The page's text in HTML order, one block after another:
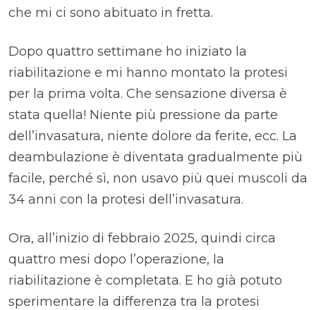
che mi ci sono abituato in fretta.
Dopo quattro settimane ho iniziato la
riabilitazione e mi hanno montato la protesi
per la prima volta. Che sensazione diversa è
stata quella! Niente più pressione da parte
dell’invasatura, niente dolore da ferite, ecc. La
deambulazione è diventata gradualmente più
facile, perché sì, non usavo più quei muscoli da
34 anni con la protesi dell’invasatura.
Ora, all’inizio di febbraio 2025, quindi circa
quattro mesi dopo l’operazione, la
riabilitazione è completata. E ho già potuto
sperimentare la differenza tra la protesi